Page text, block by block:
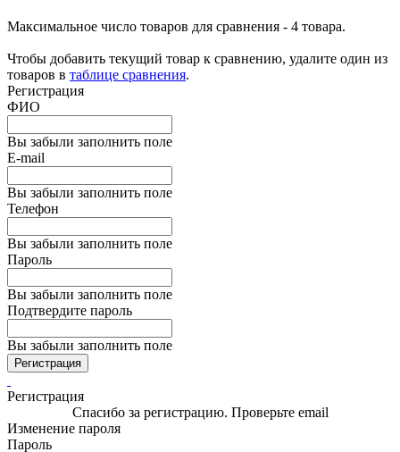
Максимальное число товаров для сравнения - 4 товара.
Чтобы добавить текущий товар к сравнению, удалите один из
товаров в таблице сравнения.
Регистрация
ФИО
Вы забыли заполнить поле
E-mail
Вы забыли заполнить поле
Телефон
Вы забыли заполнить поле
Пароль
Вы забыли заполнить поле
Подтвердите пароль
Вы забыли заполнить поле
Регистрация
Регистрация
Спасибо за регистрацию. Проверьте email
Изменение пароля
Пароль